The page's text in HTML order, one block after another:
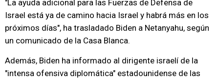
"La ayuda adicional para las Fuerzas de Defensa de
Israel está ya de camino hacia Israel y habrá más en los
próximos días", ha trasladado Biden a Netanyahu, según
un comunicado de la Casa Blanca.
Además, Biden ha informado al dirigente israelí de la
"intensa ofensiva diplomática" estadounidense de las